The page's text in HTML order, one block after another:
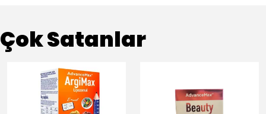
Çok Satanlar